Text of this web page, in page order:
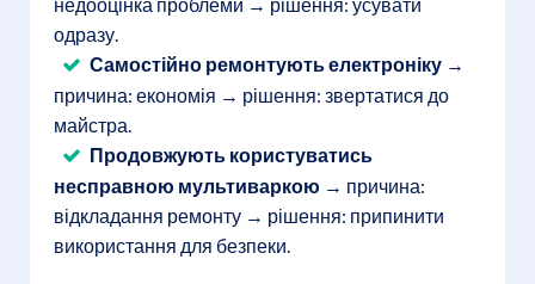
одразу.
Самостійно ремонтують електроніку →
причина: економія → рішення: звертатися до
майстра.
Продовжують користуватись
несправною мультиваркою → причина:
відкладання ремонту → рішення: припинити
використання для безпеки.